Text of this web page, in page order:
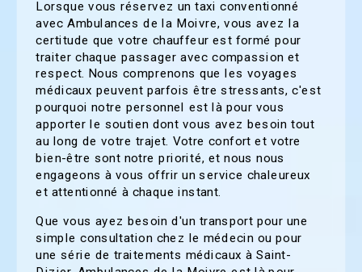
Lorsque vous réservez un taxi conventionné
avec Ambulances de la Moivre, vous avez la
certitude que votre chauffeur est formé pour
traiter chaque passager avec compassion et
respect. Nous comprenons que les voyages
médicaux peuvent parfois être stressants, c'est
pourquoi notre personnel est là pour vous
apporter le soutien dont vous avez besoin tout
au long de votre trajet. Votre confort et votre
bien-être sont notre priorité, et nous nous
engageons à vous offrir un service chaleureux
et attentionné à chaque instant.
Que vous ayez besoin d'un transport pour une
simple consultation chez le médecin ou pour
une série de traitements médicaux à Saint-